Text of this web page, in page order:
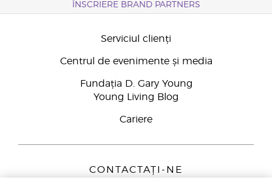
ÎNSCRIERE BRAND PARTNERS
Serviciul clienți
Centrul de evenimente și media
Fundația D. Gary Young
Young Living Blog
Cariere
CONTACTAȚI-NE